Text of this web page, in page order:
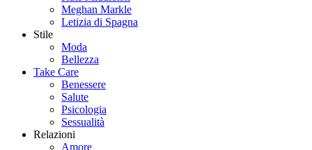
Meghan Markle
Letizia di Spagna
Stile
Moda
Bellezza
Take Care
Benessere
Salute
Psicologia
Sessualità
Relazioni
Amore